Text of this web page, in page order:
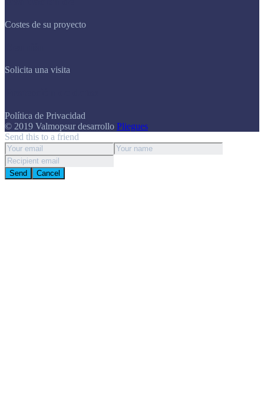
Costes de su proyecto
Solicita una visita
Política de Privacidad
© 2019 Valmopsurdesarrollo Pliegues
Send this to a friend
Send Cancel